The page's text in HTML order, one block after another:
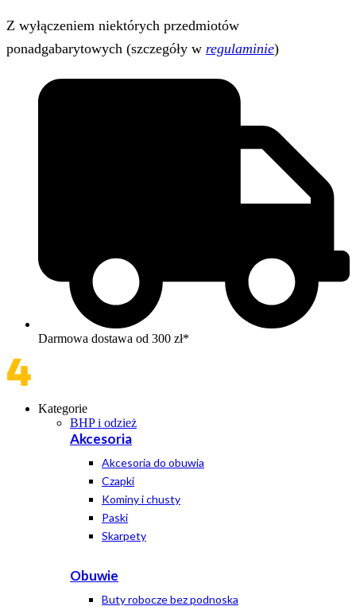
Z wyłączeniem niektórych przedmiotów
ponadgabarytowych (szczegóły w regulaminie)
Darmowa dostawa od 300 zł*
Kategorie
BHP i odzież
Akcesoria
Akcesoria do obuwia
Czapki
Kominy i chusty
Paski
Skarpety
Obuwie
Buty robocze bez podnoska